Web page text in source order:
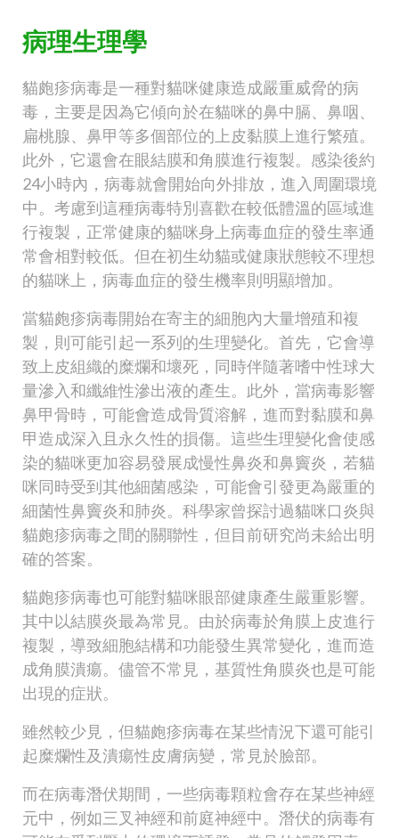
病理生理學
貓皰疹病毒是一種對貓咪健康造成嚴重威脅的病
毒，主要是因為它傾向於在貓咪的鼻中膈、鼻咽、
扁桃腺、鼻甲等多個部位的上皮黏膜上進行繁殖。
此外，它還會在眼結膜和角膜進行複製。感染後約
24小時內，病毒就會開始向外排放，進入周圍環境
中。考慮到這種病毒特別喜歡在較低體溫的區域進
行複製，正常健康的貓咪身上病毒血症的發生率通
常會相對較低。但在初生幼貓或健康狀態較不理想
的貓咪上，病毒血症的發生機率則明顯增加。
當貓皰疹病毒開始在寄主的細胞內大量增殖和複
製，則可能引起一系列的生理變化。首先，它會導
致上皮組織的糜爛和壞死，同時伴隨著嗜中性球大
量滲入和纖維性滲出液的產生。此外，當病毒影響
鼻甲骨時，可能會造成骨質溶解，進而對黏膜和鼻
甲造成深入且永久性的損傷。這些生理變化會使感
染的貓咪更加容易發展成慢性鼻炎和鼻竇炎，若貓
咪同時受到其他細菌感染，可能會引發更為嚴重的
細菌性鼻竇炎和肺炎。科學家曾探討過貓咪口炎與
貓皰疹病毒之間的關聯性，但目前研究尚未給出明
確的答案。
貓皰疹病毒也可能對貓咪眼部健康產生嚴重影響。
其中以結膜炎最為常見。由於病毒於角膜上皮進行
複製，導致細胞結構和功能發生異常變化，進而造
成角膜潰瘍。儘管不常見，基質性角膜炎也是可能
出現的症狀。
雖然較少見，但貓皰疹病毒在某些情況下還可能引
起糜爛性及潰瘍性皮膚病變，常見於臉部。
而在病毒潛伏期間，一些病毒顆粒會存在某些神經
元中，例如三叉神經和前庭神經中。潛伏的病毒有